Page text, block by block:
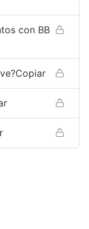
con BB